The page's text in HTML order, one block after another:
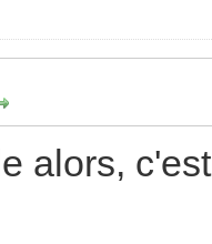
alors,